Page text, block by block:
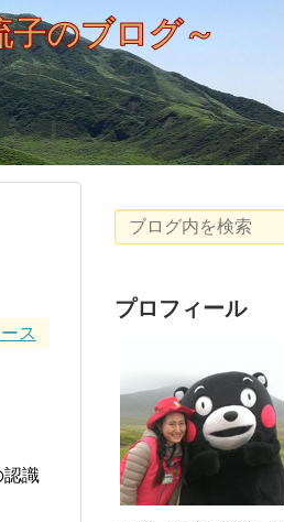
のブログ～
ス
認識
プロフィール